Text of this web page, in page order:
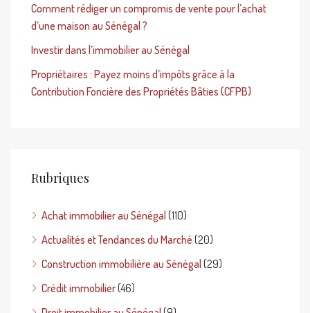
Comment rédiger un compromis de vente pour l’achat
d’une maison au Sénégal ?
Investir dans l’immobilier au Sénégal
Propriétaires : Payez moins d’impôts grâce à la
Contribution Foncière des Propriétés Bâties (CFPB)
Rubriques
Achat immobilier au Sénégal (110)
Actualités et Tendances du Marché (20)
Construction immobilière au Sénégal (29)
Crédit immobilier(46)